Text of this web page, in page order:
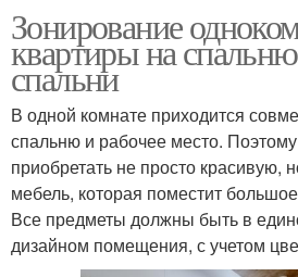
Зонирование
квартиры на
спальни
В одной комнате приходится
спальню и рабочее место.
приобретать не просто красивую,
мебель, которая поместит
Все предметы должны быть в
дизайном помещения, с учетом